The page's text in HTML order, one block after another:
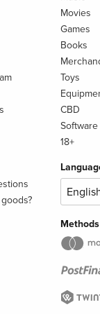
Er will Hedi
in Berlin
der Spur
Schuld,
zu den
Movies
Games
Books
Toys
CBD
Software
18+